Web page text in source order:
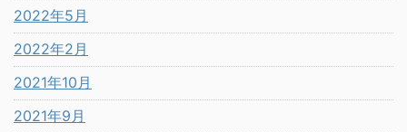
2022年5月
2022年2月
2021年10月
2021年9月